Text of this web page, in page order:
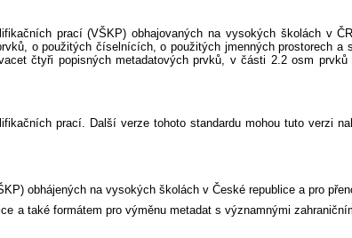
prací (VŠKP) obhajovaných na vysokých školách v
o použitých číselnících, o použitých jmenných prostorech a
čtyři popisných metadatových prvků, v části 2.2 osm
prací. Další verze tohoto standardu mohou tuto verzi
obhájených na vysokých školách v České republice a pro
a také formátem pro výměnu metadat s významnými